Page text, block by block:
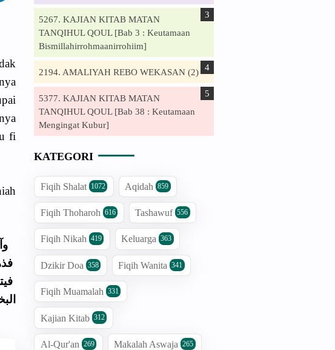
fi
5267. KAJIAN KITAB MATAN
TANQIHUL QOUL [Bab 3 : Keutamaan
Bismillahirrohmaanirrohiim]
2194. AMALIYAH REBO WEKASAN (2)
5377. KAJIAN KITAB MATAN
TANQIHUL QOUL [Bab 38 : Keutamaan
Mengingat Kubur]
KATEGORI
Fiqih Shalat 1072 Aqidah 859
Fiqih Thoharoh 616 Tashawuf 556
Fiqih Nikah 419 Keluarga 363
Dzikir Doa 358 Fiqih Wanita 341
Fiqih Muamalah 331
Kajian Kitab 312
Al-Qur'an 269 Makalah Aswaja 265